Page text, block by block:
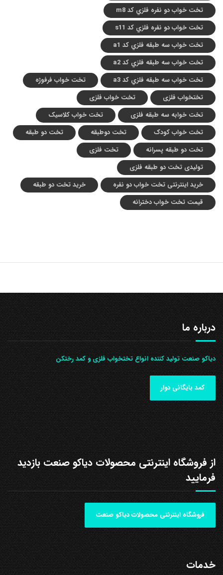
تخت خواب دو نفره فلزي کد m8
تخت خواب دو نفره فلزي کد s11
تخت خواب سه طبقه فلزي کد a1
تخت خواب سه طبقه فلزي کد a2
تخت خواب سه طبقه فلزي کد a3
تخت خواب فرفوژه
تختخواب فلزی
تخت خواب فلزی
تخت خوابه سه طبقه فلزی
تخت خواب کلاسیک
تخت خواب کودک
تخت دوطبقه
تخت دو طبقه
تخت دو طبقه پسرانه
تخت فلزی
تولیدی تخت دو طبقه فلزی
خرید اینترنتی تخت خواب دو نفره
خرید تخت دو طبقه
قیمت تخت خواب دخترانه
درباره ما
دیاکو صنعت تولید کننده انواع تختخواب فلزی و کمد رختکن
کمد بایگانی دوار
از فروشگاه اینترنتی محصولات دیاکو صنعت بازدید
فرمایید
فروشگاه اینترنتی محصولات دیاکو صنعت
خدمات